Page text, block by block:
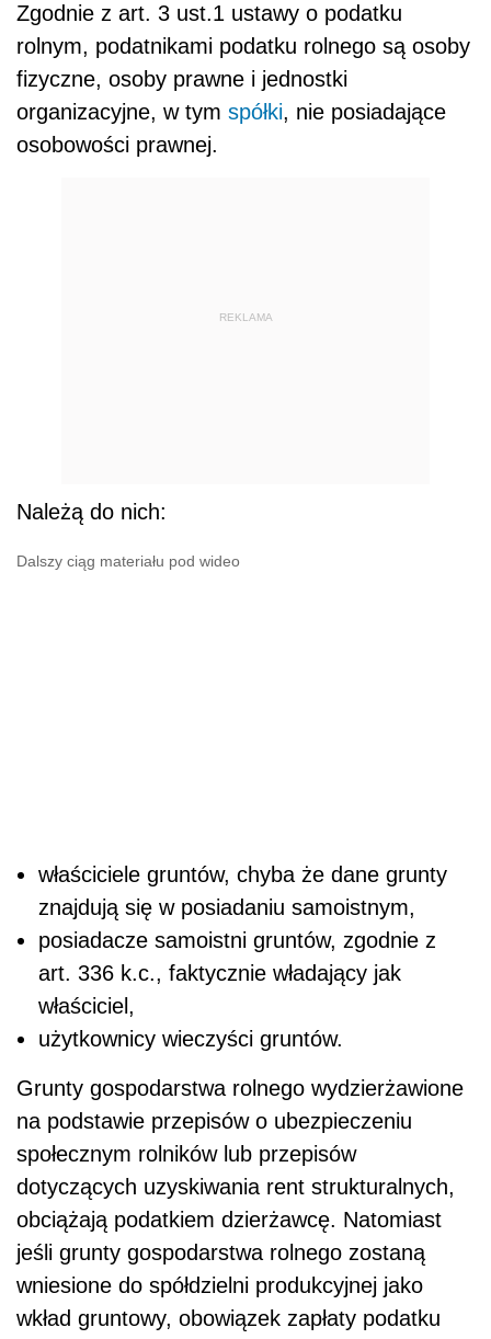
Zgodnie z art. 3 ust.1 ustawy o podatku
rolnym, podatnikami podatku rolnego są osoby
fizyczne, osoby prawne i jednostki
organizacyjne, w tym spółki, nie posiadające
osobowości prawnej.
REKLAMA
Należą do nich:
Dalszy ciąg materiału pod wideo
właściciele gruntów, chyba że dane grunty
znajdują się w posiadaniu samoistnym,
posiadacze samoistni gruntów, zgodnie z
art. 336 k.c., faktycznie władający jak
właściciel,
użytkownicy wieczyści gruntów.
Grunty gospodarstwa rolnego wydzierżawione
na podstawie przepisów o ubezpieczeniu
społecznym rolników lub przepisów
dotyczących uzyskiwania rent strukturalnych,
obciążają podatkiem dzierżawcę. Natomiast
jeśli grunty gospodarstwa rolnego zostaną
wniesione do spółdzielni produkcyjnej jako
wkład gruntowy, obowiązek zapłaty podatku